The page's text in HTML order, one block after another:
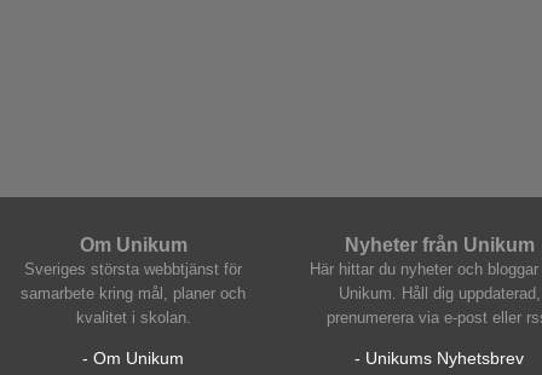
Om Unikum
Sveriges största webbtjänst för
samarbete kring mål, planer och
kvalitet i skolan.
- Om Unikum
Nyheter från Unikum
Här hittar du nyheter och bloggar
Unikum. Håll dig uppdaterad,
prenumerera via e-post eller
- Unikums Nyhetsbrev